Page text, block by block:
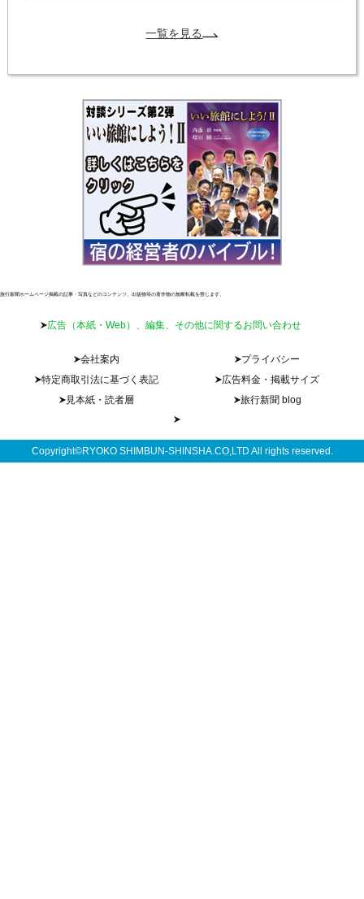
一覧を見る
旅行新聞ホームページ掲載の記事・写真などのコンテンツ、出版物等の著作物の無断転載を禁じます。
広告（本紙・Web）、編集、その他に関するお問い合わせ
会社案内
プライバシー
特定商取引法に基づく表記
広告料金・掲載サイズ
見本紙・読者層
旅行新聞 blog
Copyright©RYOKO SHIMBUN-SHINSHA.CO,LTD All rights reserved.